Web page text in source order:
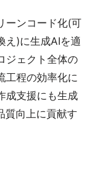
ーンコード化(可
え)に生成AIを適
ジェクト全体の
工程の効率化に
成支援にも生成
質向上に貢献す